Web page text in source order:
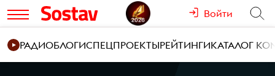
Войти
РАДИОБЛОГИСПЕЦПРОЕКТЫРЕЙТИНГИКАТАЛОГ